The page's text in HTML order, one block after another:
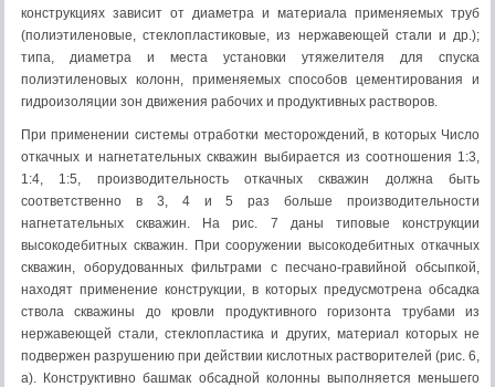
конструкциях зависит от диаметра и материала применяемых труб
(полиэтиленовые, стеклопластиковые, из нержавеющей стали и др.);
типа, диаметра и места установки утяжелителя для спуска
полиэтиленовых колонн, применяемых способов цементирования и
гидроизоляции зон движения рабочих и продуктивных растворов.
При применении системы отработки месторождений, в которых Число
откачных и нагнетательных скважин выбирается из соотношения 1:3,
1:4, 1:5, производительность откачных скважин должна быть
соответственно в 3, 4 и 5 раз больше производительности
нагнетательных скважин. На рис. 7 даны типовые конструкции
высокодебитных скважин. При сооружении высокодебитных откачных
скважин, оборудованных фильтрами с песчано-гравийной обсыпкой,
находят применение конструкции, в которых предусмотрена обсадка
ствола скважины до кровли продуктивного горизонта трубами из
нержавеющей стали, стеклопластика и других, материал которых не
подвержен разрушению при действии кислотных растворителей (рис. 6,
а). Конструктивно башмак обсадной колонны выполняется меньшего